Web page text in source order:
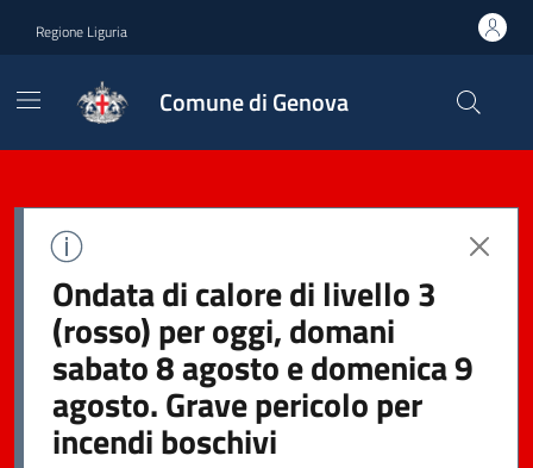
Regione Liguria
Comune di Genova
Ondata di calore di livello 3
(rosso) per oggi, domani
sabato 8 agosto e domenica 9
agosto. Grave pericolo per
incendi boschivi